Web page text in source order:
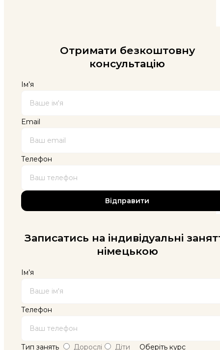
Отримати безкоштовну
консультацію
Ім’я
Email
Телефон
Записатись на індивідуальні
німецькою
Ім’я
Телефон
Тип занять Дорослі Діти Оберіть курс